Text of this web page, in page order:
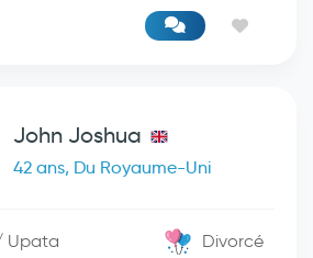
John Joshua
42 ans, Du Royaume-Uni
Upata Divorcé